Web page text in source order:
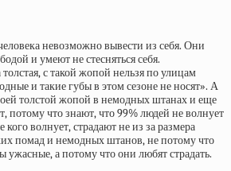
невозможно вывести из себя. Они
и умеют не стесняться себя.
с такой жопой нельзя по улицам
и такие губы в этом сезоне не носят». А
толстой жопой в немодных штанах и еще
потому что знают, что 99% людей не волнует
волнует, страдают не из за размера
помад и немодных штанов, не потому что
а потому что они любят страдать.